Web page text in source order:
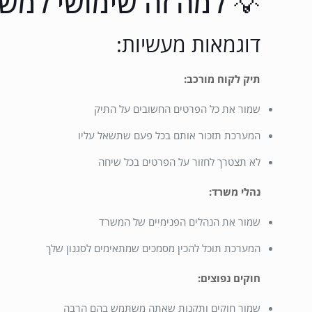
דוגמאות מעשיות:
תיק לקוח מורכב:
שמור את כל הפרטים החשובים על התיק
המערכת תזכור אותם בכל פעם שתשאל עליו
לא תצטרך לחזור על הפרטים בכל שיחה
נהלי משרד:
שמור את הנהלים הפנימיים של המשרד
המערכת תוכל להכין מסמכים שמתאימים לסגנון שלך
חוקים נפוצים:
שמור חוקים ותקנות שאתה משתמש בהם הרבה